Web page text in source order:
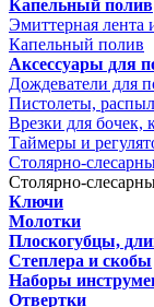
Капельный полив
Эмиттерная лента
Капельный полив
Аксессуары для
Дождеватели для
Пистолеты,
Врезки для бочек,
Таймеры и
Столярно-
Столярно-
Ключи
Молотки
Плоскогубцы,
Степлера и скобы
Наборы
Отвертки